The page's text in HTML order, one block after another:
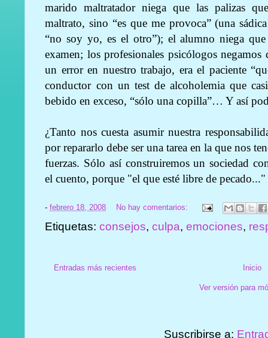
marido maltratador niega que laspalizas
maltrato, sino “es que me provoca” (una
“no soy yo, es el otro”); el alumno niega que
examen; los profesionales psicólogos negamos
un error en nuestro trabajo, era el paciente
conductor con un test de alcoholemia que
bebido en exceso, “sólo una copilla”… Y así
¿Tanto nos cuesta asumir nuestra
por repararlo debe ser una tarea en la que nos
fuerzas. Sólo así construiremos un sociedad
el cuento, porque "el que esté libre de pecado..."
-febrero 18, 2008 No hay comentarios:
Etiquetas:consejos,culpa,emociones,
Entradas más recientes Inicio
Ver versión para
Suscribirse a: